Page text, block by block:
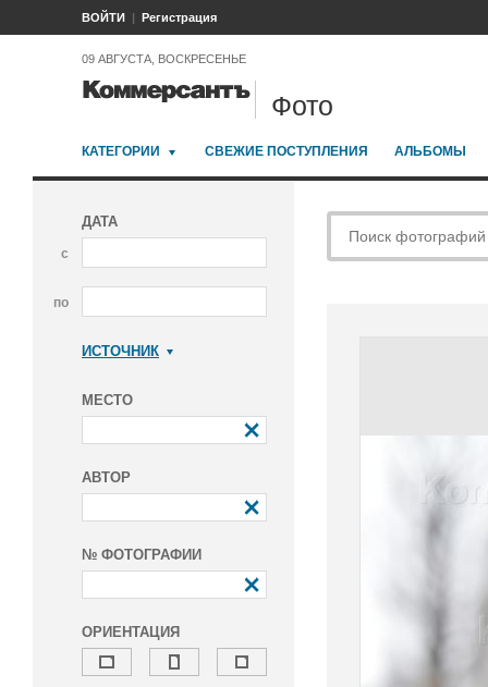
ВОЙТИ Регистрация
09 АВГУСТА, ВОСКРЕСЕНЬЕ
Фото
КАТЕГОРИИ СВЕЖИЕ ПОСТУПЛЕНИЯ АЛЬБОМЫ
ДАТА
с
по
ИСТОЧНИК
МЕСТО
АВТОР
№ ФОТОГРАФИИ
ОРИЕНТАЦИЯ